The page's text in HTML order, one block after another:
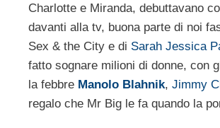
Charlotte e Miranda, debuttavano
davanti alla tv, buona parte di noi
Sex & the City e di Sarah Jessica
fatto sognare milioni di donne, con
la febbre Manolo Blahnik, Jimmy
regalo che Mr Big le fa quando la